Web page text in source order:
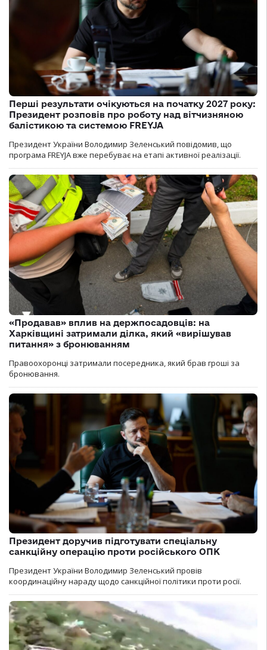
Перші результати очікуються на початку 2027 року:
Президент розповів про роботу над вітчизняною
балістикою та системою FREYJA
Президент України Володимир Зеленський повідомив, що
програма FREYJA вже перебуває на етапі активної реалізації.
«Продавав» вплив на держпосадовців: на
Харківщині затримали ділка, який «вирішував
питання» з бронюванням
Правоохоронці затримали посередника, який брав гроші за
бронювання.
Президент доручив підготувати спеціальну
санкційну операцію проти російського ОПК
Президент України Володимир Зеленський провів
координаційну нараду щодо санкційної політики проти росії.